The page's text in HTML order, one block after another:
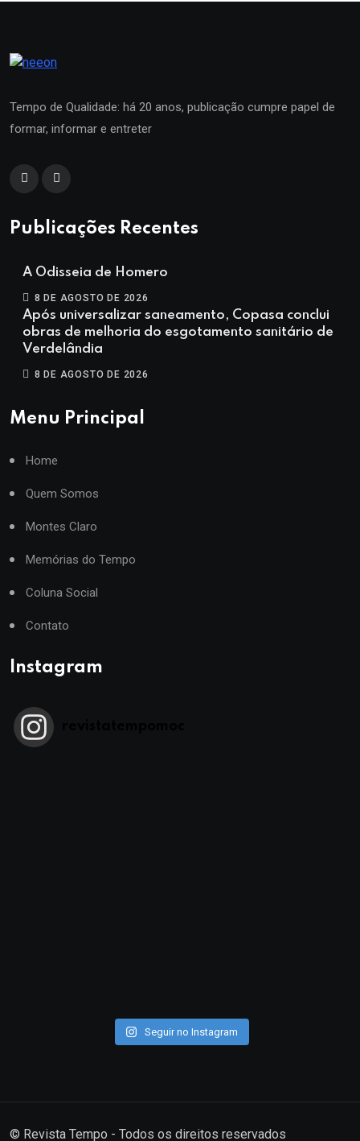
Tempo de Qualidade: há 20 anos, publicação cumpre papel de
formar, informar e entreter
Publicações Recentes
A Odisseia de Homero
8 DE AGOSTO DE 2026
Após universalizar saneamento, Copasa conclui
obras de melhoria do esgotamento sanitário de
Verdelândia
8 DE AGOSTO DE 2026
Menu Principal
Home
Quem Somos
Montes Claro
Memórias do Tempo
Coluna Social
Contato
Instagram
Seguir no Instagram
© Revista Tempo - Todos os direitos reservados